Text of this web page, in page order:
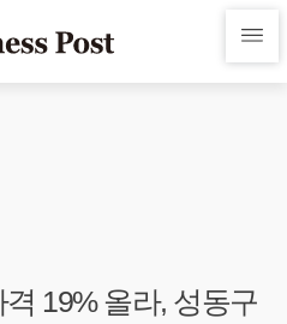
19% 올라, 성동구